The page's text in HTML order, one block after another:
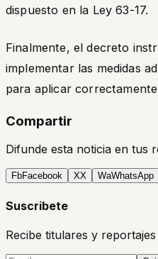
dispuesto en la Ley 63-17.
Finalmente, el decreto
implementar las medidas
para aplicar
Compartir
Difunde esta noticia en tus
FbFacebook XX WaWhatsApp
Suscribete
Recibe titulares y